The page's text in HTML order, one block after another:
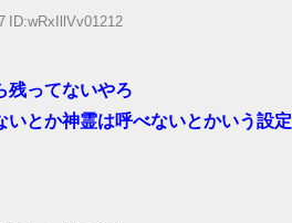
ID:wRxIllVv01212
残ってないやろ
いとか神霊は呼べないとかいう設定